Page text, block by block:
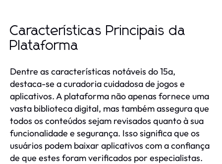
Características Principais da
Plataforma
Dentre as características notáveis do 15a,
destaca-se a curadoria cuidadosa de jogos e
aplicativos. A plataforma não apenas fornece uma
vasta biblioteca digital, mas também assegura que
todos os conteúdos sejam revisados quanto à sua
funcionalidade e segurança. Isso significa que os
usuários podem baixar aplicativos com a confiança
de que estes foram verificados por especialistas.